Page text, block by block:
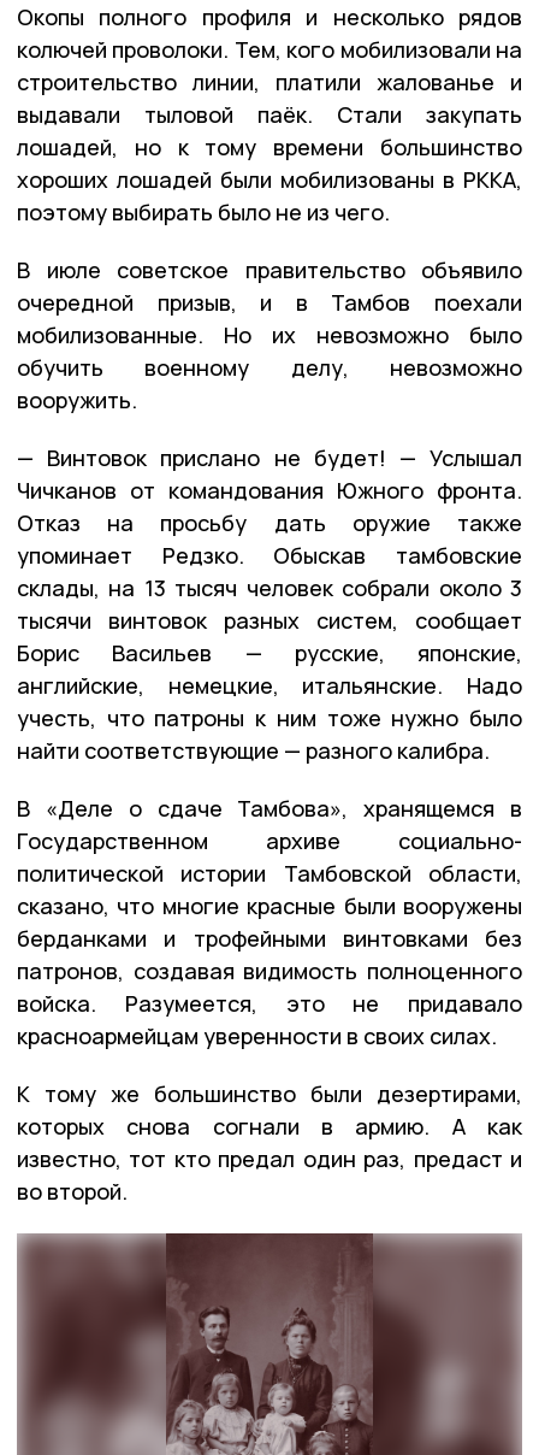
Окопы полного профиля и несколько рядов
колючей проволоки. Тем, кого мобилизовали на
строительство линии, платили жалованье и
выдавали тыловой паёк. Стали закупать
лошадей, но к тому времени большинство
хороших лошадей были мобилизованы в РККА,
поэтому выбирать было не из чего.
В июле советское правительство объявило
очередной призыв, и в Тамбов поехали
мобилизованные. Но их невозможно было
обучить военному делу, невозможно
вооружить.
— Винтовок прислано не будет! — Услышал
Чичканов от командования Южного фронта.
Отказ на просьбу дать оружие также
упоминает Редзко. Обыскав тамбовские
склады, на 13 тысяч человек собрали около 3
тысячи винтовок разных систем, сообщает
Борис Васильев — русские, японские,
английские, немецкие, итальянские. Надо
учесть, что патроны к ним тоже нужно было
найти соответствующие — разного калибра.
В «Деле о сдаче Тамбова», хранящемся в
Государственном архиве социально-
политической истории Тамбовской области,
сказано, что многие красные были вооружены
берданками и трофейными винтовками без
патронов, создавая видимость полноценного
войска. Разумеется, это не придавало
красноармейцам уверенности в своих силах.
К тому же большинство были дезертирами,
которых снова согнали в армию. А как
известно, тот кто предал один раз, предаст и
во второй.